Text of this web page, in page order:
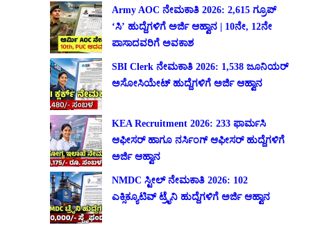
Army AOC ನೇಮಕಾತಿ 2026: 2,615 ಗ್ರೂಪ್
‘ಸಿ’ ಹುದ್ದೆಗಳಿಗೆ ಅರ್ಜಿ ಆಹ್ವಾನ | 10ನೇ, 12ನೇ
ಪಾಸಾದವರಿಗೆ ಅವಕಾಶ
SBI Clerk ನೇಮಕಾತಿ 2026: 1,538 ಜೂನಿಯರ್
ಅಸೋಸಿಯೇಟ್ ಹುದ್ದೆಗಳಿಗೆ ಅರ್ಜಿ ಆಹ್ವಾನ
KEA Recruitment 2026: 233 ಫಾರ್ಮಸಿ
ಆಫೀಸರ್ ಹಾಗೂ ನರ್ಸಿಂಗ್ ಆಫೀಸರ್ ಹುದ್ದೆಗಳಿಗೆ
ಅರ್ಜಿ ಆಹ್ವಾನ
NMDC ಸ್ಟೀಲ್ ನೇಮಕಾತಿ 2026: 102
ಎಕ್ಸಿಕ್ಯೂಟಿವ್ ಟ್ರೈನಿ ಹುದ್ದೆಗಳಿಗೆ ಅರ್ಜಿ ಆಹ್ವಾನ